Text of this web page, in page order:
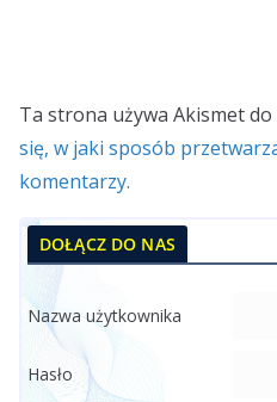
Ta strona używa Akismet
się, w jaki sposób
komentarzy.
DOŁĄCZ DO NAS
Nazwa użytkownika
Hasło